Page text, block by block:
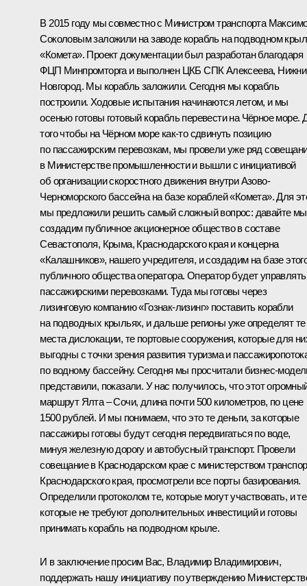
В 2015 году мы совместно с Министром транспорта
Соколовым заложили на заводе корабль на подводном
«Комета». Проект документации был разработан благодаря
ФЦП Минпромторга и выполнен ЦКБ СПК Алексеева,
Новгород. Мы корабль заложили. Сегодня мы корабль
построили. Ходовые испытания начинаются летом, и мы
осенью готовы готовый корабль перевести на Чёрное море.
того чтобы на Чёрном море как-то сдвинуть позицию
по пассажирским перевозкам, мы провели уже ряд
в Министерстве промышленности и вышли с инициативой
об организации скоростного движения внутри Азово-
Черноморского бассейна на базе кораблей «Комета». Для
мы предложили решить самый сложный вопрос: давайте мы
создадим публичное акционерное общество в составе
Севастополя, Крыма, Краснодарского края и концерна
«Калашников», нашего учредителя, и создадим на базе
публичного общества оператора. Оператор будет управлять
пассажирскими перевозками. Туда мы готовы через
лизинговую компанию «Гознак-лизинг» поставить корабли
на подводных крыльях, и дальше регионы уже определят те
места дислокации, те портовые сооружения, которые для
выгодны с точки зрения развития туризма и
по водному бассейну. Сегодня мы просчитали бизнес-
представили, показали. У нас получилось, что этот
маршрут Ялта – Сочи, длина почти 500 километров, по цене
1500 рублей. И мы понимаем, что это те деньги, за которые
пассажиры готовы будут сегодня передвигаться по воде,
минуя железную дорогу и автобусный транспорт. Провели
совещание в Краснодарском крае с министерством
Краснодарского края, просмотрели все порты базирования.
Определили протоколом те, которые могут участвовать, и
которые не требуют дополнительных инвестиций и готовы
принимать корабль на подводном крыле.
И в заключение просим Вас, Владимир Владимирович,
поддержать нашу инициативу по утверждению